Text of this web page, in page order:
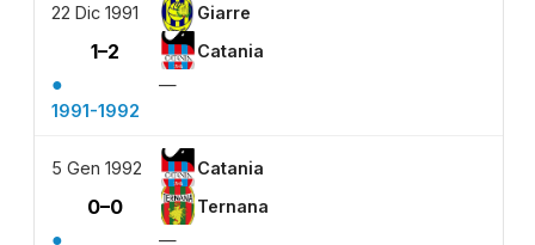
22 Dic 1991 Giarre
1–2 Catania
●
—
1991-1992
5 Gen 1992 Catania
0–0 Ternana
●
—